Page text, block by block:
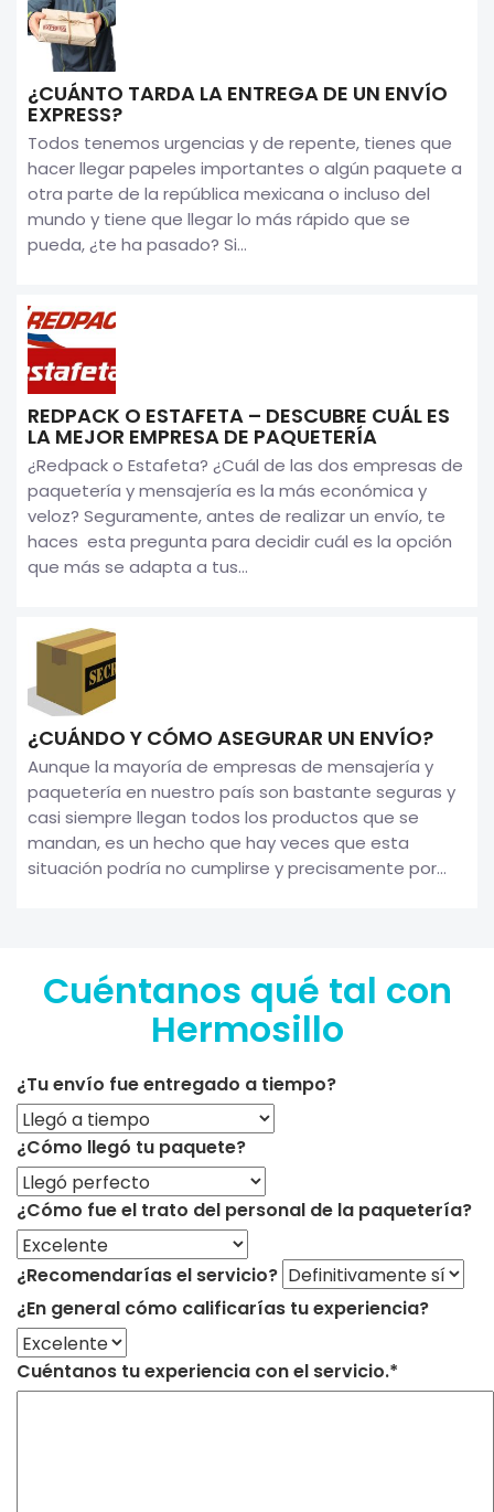
¿CUÁNTO TARDA LA ENTREGA DE UN ENVÍO
EXPRESS?
Todos tenemos urgencias y de repente, tienes que
hacer llegar papeles importantes o algún paquete a
otra parte de la república mexicana o incluso del
mundo y tiene que llegar lo más rápido que se
pueda, ¿te ha pasado? Si...
REDPACK O ESTAFETA – DESCUBRE CUÁL ES
LA MEJOR EMPRESA DE PAQUETERÍA
¿Redpack o Estafeta? ¿Cuál de las dos empresas de
paquetería y mensajería es la más económica y
veloz? Seguramente, antes de realizar un envío, te
haces esta pregunta para decidir cuál es la opción
que más se adapta a tus...
¿CUÁNDO Y CÓMO ASEGURAR UN ENVÍO?
Aunque la mayoría de empresas de mensajería y
paquetería en nuestro país son bastante seguras y
casi siempre llegan todos los productos que se
mandan, es un hecho que hay veces que esta
situación podría no cumplirse y precisamente por...
Cuéntanos qué tal con
Hermosillo
¿Tu envío fue entregado a tiempo?
¿Cómo llegó tu paquete?
¿Cómo fue el trato del personal de la paquetería?
¿Recomendarías el servicio?
¿En general cómo calificarías tu experiencia?
Cuéntanos tu experiencia con el servicio.*